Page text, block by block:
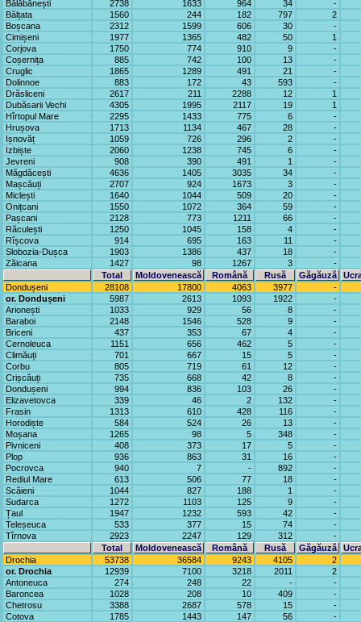
Bălăbănești 2738 1633 964 34
-
Bălțata
1560 244 182 797
2
Boșcana
2312 1599 606 30
-
Cimișeni
1977 1365 482 50
1
Corjova
1750 774 910 9
-
Coșernița
885 742 100 13
-
Cruglic
1865 1289 491 21
-
Dolinnoe
883 172 43 593
-
Drăsliceni
2617 211 2288 12
1
Dubăsarii Vechi
4305 1995 2117 19
1
Hîrtopul Mare
2295 1433 775 6
-
Hrușova
1713 1134 467 28
-
Ișnovăț
1059 726 296 2
-
Izbiște
2060 1238 745 6
-
Jevreni
908 390 491 1
-
Măgdăcești
4636 1405 3035 34
-
Mașcăuți
2707 924 1673 3
-
Miclești
1640 1044 509 20
-
Onițcani
1550 1072 364 59
-
Pașcani
2128 773 1211 66
-
Răculești
1250 1045 158 4
-
Rîșcova
914 695 163 11
-
Slobozia-Dușca
1903 1386 437 18
-
Zăicana
1427 98 1267 3
-
Total
Moldovenească Română Rusă Găgăuză
Dondușeni
28108 17800 4063 3977
-
or. Dondușeni
5987 2613 1093 1922
-
Arionești
1033 929 56 8
-
Baraboi
2148 1546 528 9
-
Briceni
437 353 67 4
-
Cernoleuca
1151 656 462 5
-
Climăuți
701 667 15 5
-
Corbu
805 719 61 12
-
Crișcăuți
735 668 42 8
-
Dondușeni
994 836 103 26
-
Elizavetovca
339 46 2 132
-
Frasin
1313 610 428 116
-
Horodiște
584 524 26 13
-
Moșana
1265 98 5 348
-
Pivniceni
408 373 17 5
-
Plop
936 863 31 16
-
Pocrovca
940 7 - 892
-
Rediul Mare
613 506 77 18
-
Scăieni
1044 827 188 1
-
Sudarca
1272 1103 125 9
-
Țaul
1947 1232 593 42
-
Teleșeuca
533 377 15 74
-
Tîrnova
2923 2247 129 312
-
Total
Moldovenească Română Rusă Găgăuză
Drochia
53738 36584 9243 4105
2
or. Drochia
12939 7100 3218 2011
2
Antoneuca
274 248 22 -
-
Baroncea
1028 208 10 409
-
Chetrosu
3388 2687 578 15
-
Cotova
1785 1443 147 56
-